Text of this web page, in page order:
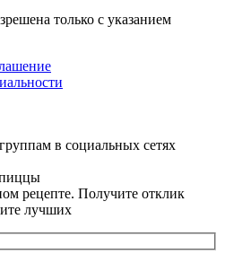
только с указанием
в социальных сетях
рецепте. Получите отклик
лучших